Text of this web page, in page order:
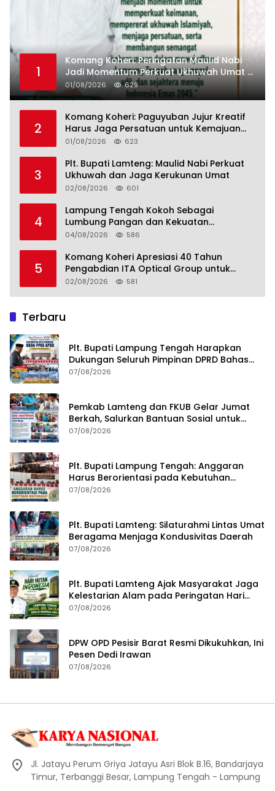
1
Komang Koheri: Peringatan Maulid Nabi
Jadi Momentum Perkuat Ukhuwah Umat di
Lampung Tengah
01/08/2026 629
2
Komang Koheri: Paguyuban Jujur Kreatif
Harus Jaga Persatuan untuk Kemajuan
Lampung Tengah
01/08/2026 623
3
Plt. Bupati Lamteng: Maulid Nabi Perkuat
Ukhuwah dan Jaga Kerukunan Umat
02/08/2026 601
4
Lampung Tengah Kokoh Sebagai
Lumbung Pangan dan Kekuatan
Perkebunan Lampung, Komang Koheri:
Menuju Indonesia Emas 2045
04/08/2026 586
5
Komang Koheri Apresiasi 40 Tahun
Pengabdian ITA Optical Group untuk
Kesehatan Mata Masyarakat Lamteng
02/08/2026 581
Terbaru
Plt. Bupati Lampung Tengah Harapkan
Dukungan Seluruh Pimpinan DPRD Bahas
RKUA-PPAS APBD Tahun 2027
07/08/2026
Pemkab Lamteng dan FKUB Gelar Jumat
Berkah, Salurkan Bantuan Sosial untuk
Warga
07/08/2026
Plt. Bupati Lampung Tengah: Anggaran
Harus Berorientasi pada Kebutuhan
Masyarakat
07/08/2026
Plt. Bupati Lamteng: Silaturahmi Lintas Umat
Beragama Menjaga Kondusivitas Daerah
07/08/2026
Plt. Bupati Lamteng Ajak Masyarakat Jaga
Kelestarian Alam pada Peringatan Hari
Hutan Indonesia 2026
07/08/2026
DPW OPD Pesisir Barat Resmi Dikukuhkan, Ini
Pesen Dedi Irawan
07/08/2026
Jl. Jatayu Perum Griya Jatayu Asri Blok B.16, Bandarjaya
Timur, Terbanggi Besar, Lampung Tengah - Lampung